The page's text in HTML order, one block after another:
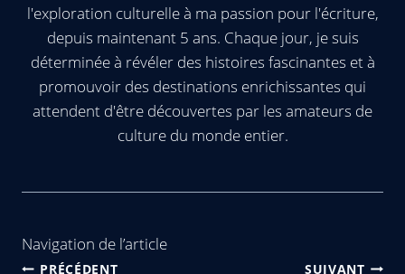
l'exploration culturelle à ma passion pour l'écriture,
depuis maintenant 5 ans. Chaque jour, je suis
déterminée à révéler des histoires fascinantes et à
promouvoir des destinations enrichissantes qui
attendent d'être découvertes par les amateurs de
culture du monde entier.
Navigation de l’article
PRÉCÉDENT SUIVANT